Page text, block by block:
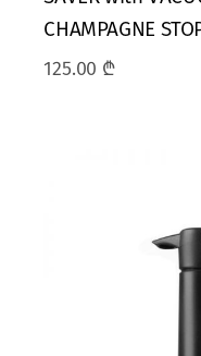
CHAMPAGNE
125.00 ₾